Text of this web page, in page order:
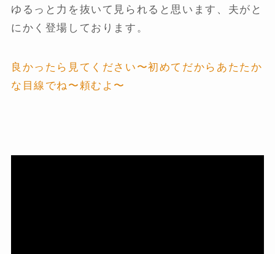
ゆるっと力を抜いて見られると思います、夫がと
にかく登場しております。
良かったら見てください〜初めてだからあたたか
な目線でね〜頼むよ〜